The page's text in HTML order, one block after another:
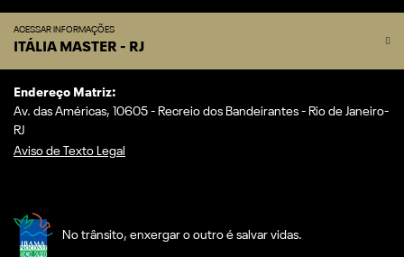
ACESSAR INFORMAÇÕES
ITÁLIA MASTER - RJ
Endereço Matriz:
Av. das Américas, 10605 - Recreio dos Bandeirantes - Rio de Janeiro-
RJ
Aviso de Texto Legal
No trânsito, enxergar o outro é salvar vidas.